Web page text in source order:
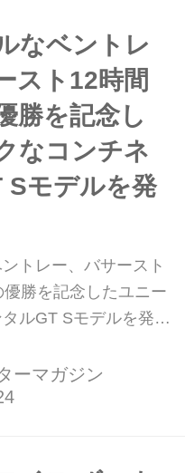
2024年1月号より)
なベントレ
スト12時間
勝を記念し
なコンチネ
Sモデルを発
トレー、バサースト
勝を記念したユニー
ルGT Sモデルを発表
レーシドニーは、
レーがコンチネンタル
ーマガジン